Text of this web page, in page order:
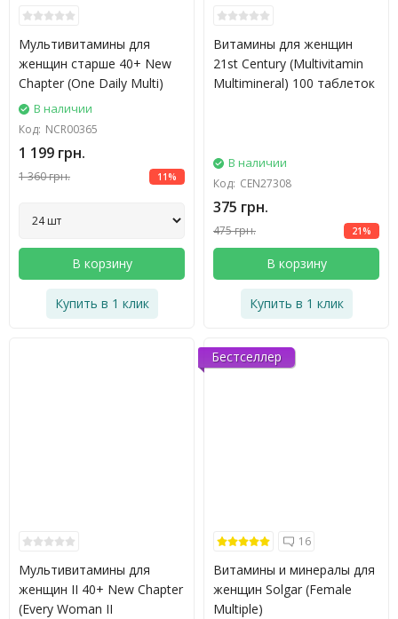
Мультивитамины для
женщин старше 40+ New
Chapter (One Daily Multi)
В наличии
Код: NCR00365
1 199 грн.
1 360 грн. 11%
В корзину
Купить в 1 клик
Витамины для женщин
21st Century (Multivitamin
Multimineral) 100 таблеток
В наличии
Код: CEN27308
375 грн.
475 грн. 21%
В корзину
Купить в 1 клик
Мультивитамины для
женщин II 40+ New Chapter
(Every Woman II
Бестселлер
16
Витамины и минералы для
женщин Solgar (Female
Multiple)